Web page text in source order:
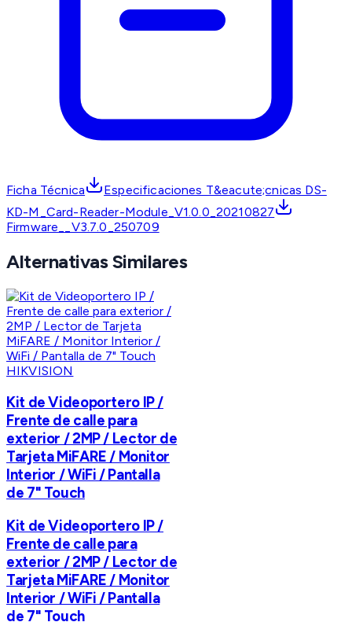
Ficha Técnica
Especificaciones T&eacute;cnicas DS-
KD-M_Card-Reader-Module_V1.0.0_20210827
Firmware__V3.7.0_250709
Alternativas Similares
HIKVISION
Kit de Videoportero IP /
Frente de calle para
exterior / 2MP / Lector de
Tarjeta MiFARE / Monitor
Interior / WiFi / Pantalla
de 7" Touch
Kit de Videoportero IP /
Frente de calle para
exterior / 2MP / Lector de
Tarjeta MiFARE / Monitor
Interior / WiFi / Pantalla
de 7" Touch